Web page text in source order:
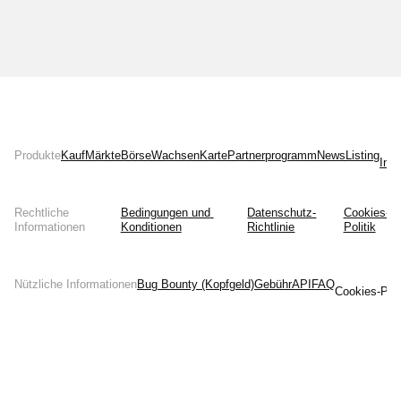
ProdukteKaufMärkteBörseWachsenKartePartnerprogramm News Listing
Rechtliche
Informationen
Bedingungen und
Konditionen
Datenschutz-
Richtlinie
Cookies-
Politik
Nützliche InformationenBug Bounty (Kopfgeld)GebührAPI FAQ
Cookies-